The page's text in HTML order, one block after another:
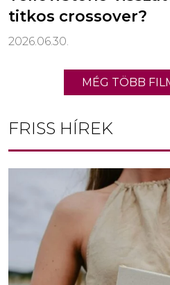
titkos crossover?
2026.06.30.
MÉG TÖBB
FRISS HÍREK